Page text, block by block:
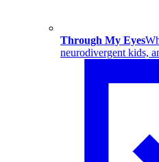
Through My Eyes
neurodivergent kids,